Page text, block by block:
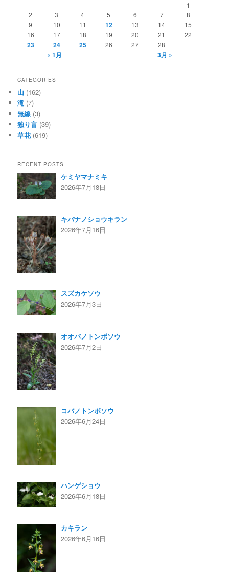
1
2
3 4 5 6 7
8
9
10 11 12 13 14
15
16
17 18 19 20 21 22
23 24 25 26 27 28
« 1月 3月 »
CATEGORIES
山 (162)
滝(7)
無線 (3)
独り言 (39)
草花(619)
RECENT POSTS
ケミヤマナミキ
2026年7月18日
キバナノショウキラン
2026年7月16日
スズカケソウ
2026年7月3日
オオバノトンボソウ
2026年7月2日
コバノトンボソウ
2026年6月24日
ハンゲショウ
2026年6月18日
カキラン
2026年6月16日